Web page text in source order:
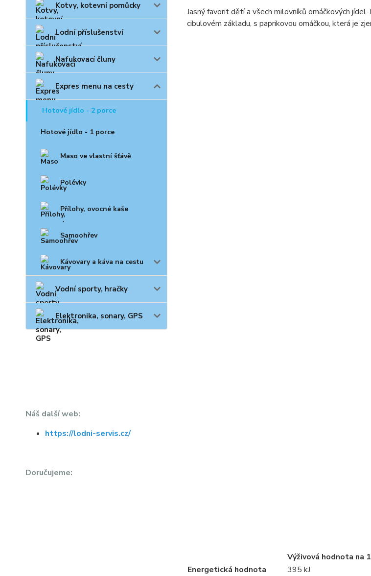
Kotvy, kotevní pomůcky
Lodní příslušenství
Nafukovací čluny
Expres menu na cesty
Hotové jídlo - 2 porce
Hotové jídlo - 1 porce
Maso ve vlastní šťávě
Polévky
Přílohy, ovocné kaše
Samoohřev
Kávovary a káva na cestu
Vodní sporty, hračky
Elektronika, sonary, GPS
Náš další web:
https://lodni-servis.cz/
Doručujeme:
Jasný favorit dětí a všech milovníků omáčkových
cibulovém základu, s paprikovou omáčkou, která je
Výživová hodnota na
Energetická hodnota
395 kJ